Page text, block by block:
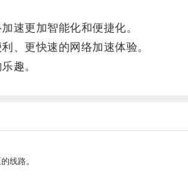
更加智能化和便捷化。
更快速的网络加速体验。
趣。
线路。